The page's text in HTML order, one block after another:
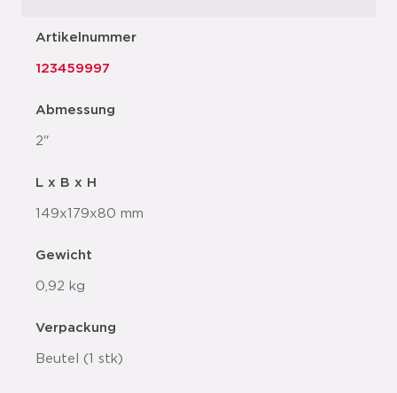
Artikelnummer
123459997
Abmessung
2"
L x B x H
149x179x80 mm
Gewicht
0,92 kg
Verpackung
Beutel (1 stk)